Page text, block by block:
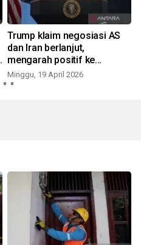
Trump klaim negosiasi AS
dan Iran berlanjut,
mengarah positif ke
perdamaian
Minggu, 19 April 2026